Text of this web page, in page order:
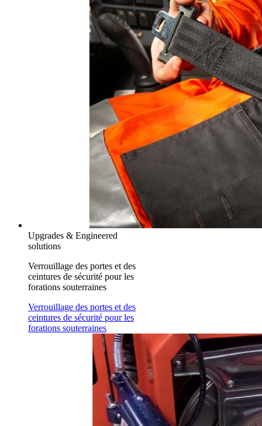
Upgrades & Engineered
solutions
Verrouillage des portes et des
ceintures de sécurité pour les
forations souterraines
Verrouillage des portes et des
ceintures de sécurité pour les
forations souterraines